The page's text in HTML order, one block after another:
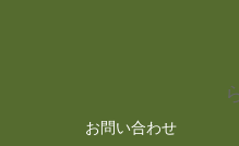
お問い合わせ